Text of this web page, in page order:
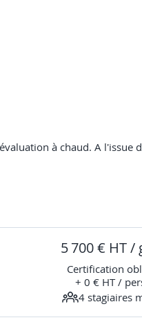
à chaud. A l'issue
5 700 € HT /
Certification
+ 0 € HT /
4 stagiaires